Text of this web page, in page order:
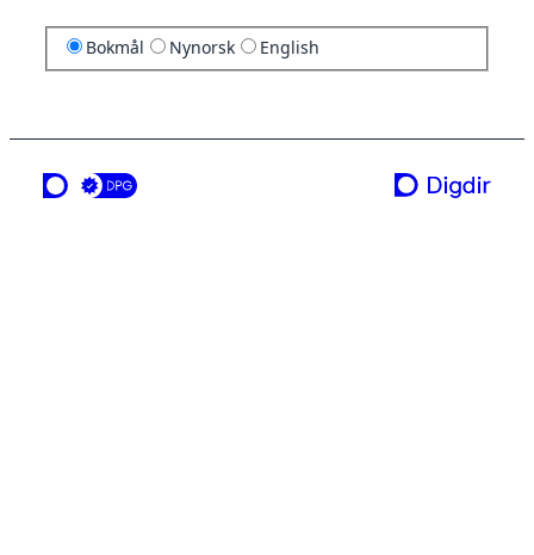
Bokmål Nynorsk English